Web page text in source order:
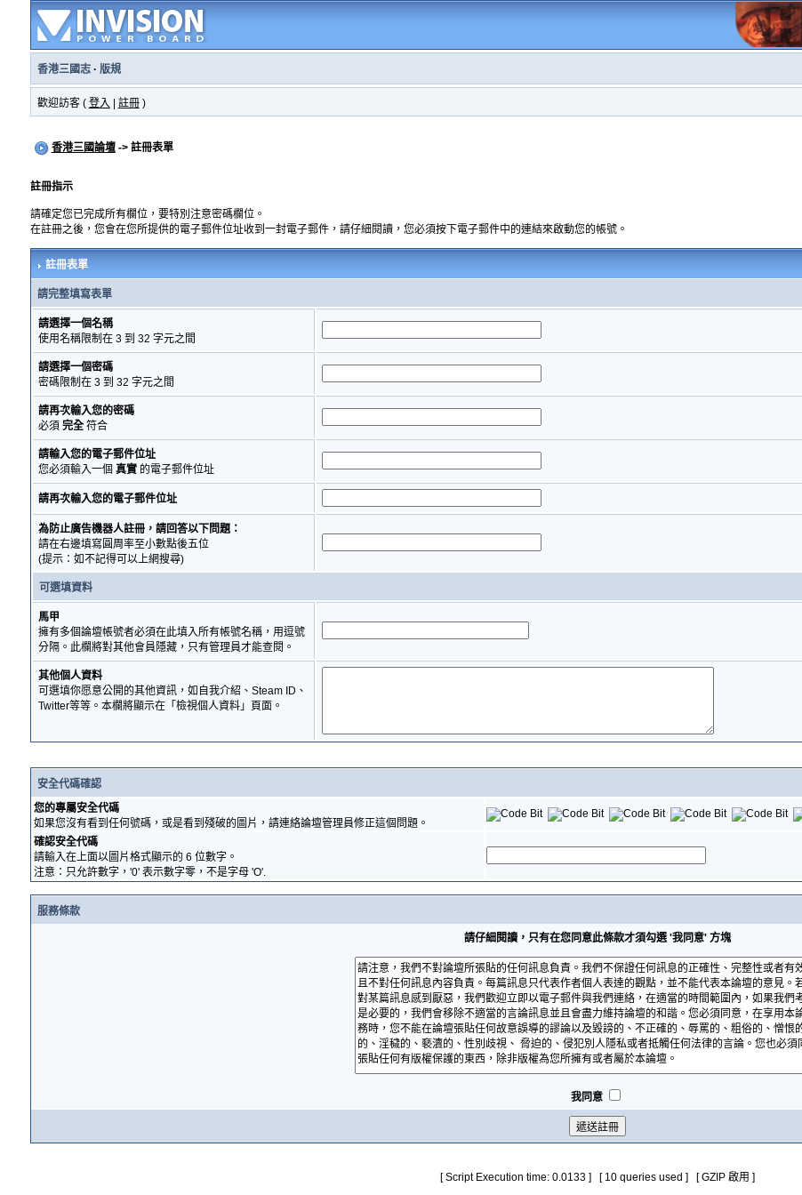
香港三國志· 版規
歡迎訪客 ( 登入 註冊)
香港三國論壇-> 註冊表單
註冊指示
請確定您已完成所有欄位，要特別注意密碼欄位。
在註冊之後，您會在您所提供的電子郵件位址收到一封電子郵件，請仔細閱讀，您必須按下電子郵件中的連結來啟動您的帳號。
註冊表單
請完整填寫表單
請選擇一個名稱
使用名稱限制在 3 到 32 字元之間
請選擇一個密碼
密碼限制在 3 到 32 字元之間
請再次輸入您的密碼
必須 完全符合
請輸入您的電子郵件位址
您必須輸入一個 真實的電子郵件位址
請再次輸入您的電子郵件位址
為防止廣告機器人註冊，請回答以下問題：
請在右邊填寫圓周率至小數點後五位
(提示：如不記得可以上網搜尋)
可選填資料
馬甲
擁有多個論壇帳號者必須在此填入所有帳號名稱，用逗號
分隔。此欄將對其他會員隱藏，只有管理員才能查閱。
其他個人資料
可選填你愿意公開的其他資訊，如自我介紹、Steam ID、
Twitter等等。本欄將顯示在「檢視個人資料」頁面。
安全代碼確認
您的專屬安全代碼
如果您沒有看到任何號碼，或是看到殘破的圖片，請連絡論壇管理員修正這個問題。
確認安全代碼
請輸入在上面以圖片格式顯示的 6 位數字。
注意：只允許數字，'0' 表示數字零，不是字母 'O'.
服務條款
請仔細閱讀，只有在您同意此條款才須勾選 '我同意' 方塊
我同意
[ Script Execution time: 0.0133 ] [ 10 queries used ] [ GZIP 啟用 ]